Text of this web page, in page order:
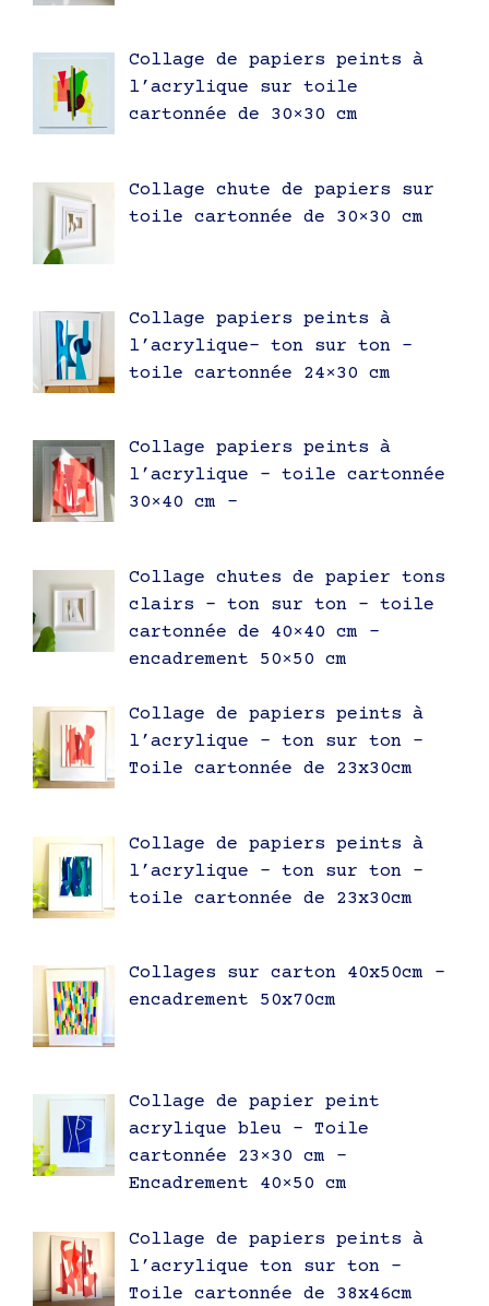
Collage de papiers peints à
l’acrylique sur toile
cartonnée de 30×30 cm
Collage chute de papiers sur
toile cartonnée de 30×30 cm
Collage papiers peints à
l’acrylique- ton sur ton –
toile cartonnée 24×30 cm
Collage papiers peints à
l’acrylique – toile cartonnée
30×40 cm –
Collage chutes de papier tons
clairs – ton sur ton – toile
cartonnée de 40×40 cm –
encadrement 50×50 cm
Collage de papiers peints à
l’acrylique – ton sur ton –
Toile cartonnée de 23x30cm
Collage de papiers peints à
l’acrylique – ton sur ton –
toile cartonnée de 23x30cm
Collages sur carton 40x50cm –
encadrement 50x70cm
Collage de papier peint
acrylique bleu – Toile
cartonnée 23×30 cm –
Encadrement 40×50 cm
Collage de papiers peints à
l’acrylique ton sur ton –
Toile cartonnée de 38x46cm